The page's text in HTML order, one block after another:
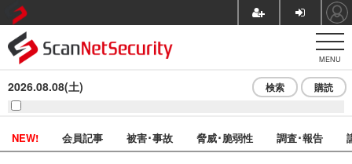
MENU
2026.08.08(土) 検索 購読
NEW! 会員記事 被害･事故 脅威･脆弱性 調査･報告